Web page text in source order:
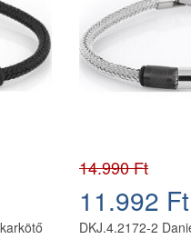
14.990 Ft
11.992 Ft
DKJ.4.2172-2